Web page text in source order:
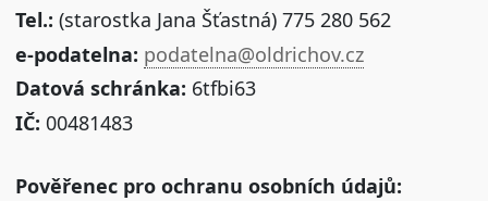
Tel.: (starostka Jana Šťastná) 775 280 562
e-podatelna: podatelna@oldrichov.cz
Datová schránka: 6tfbi63
IČ: 00481483
Pověřenec pro ochranu osobních údajů: